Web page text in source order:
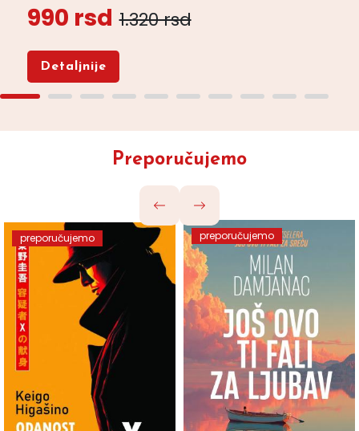
990 rsd 1.320 rsd
Detaljnije
Preporučujemo
preporučujemo preporučujemo